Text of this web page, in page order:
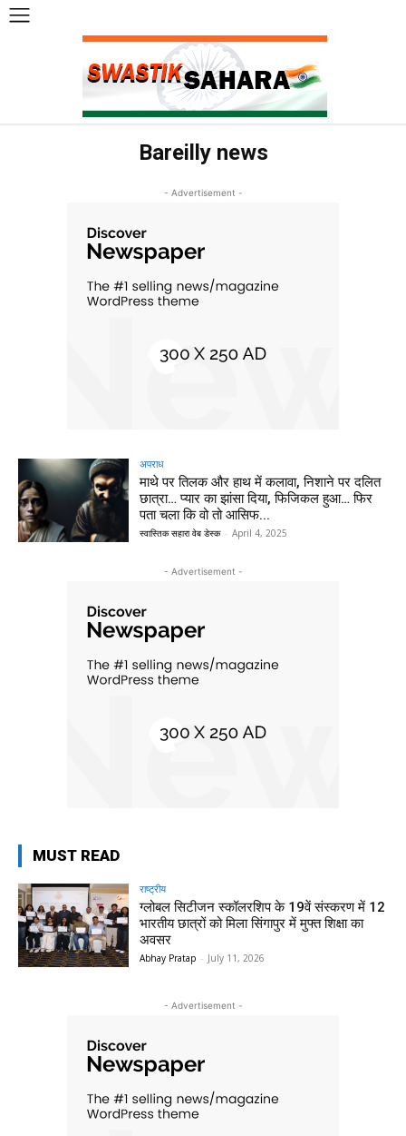
Bareilly news
- Advertisement -
अपराध
माथे पर तिलक और हाथ में कलावा, निशाने पर दलित
छात्रा… प्यार का झांसा दिया, फिजिकल हुआ… फिर
पता चला कि वो तो आसिफ...
स्वास्तिक सहारा वेब डेस्क - April 4, 2025
- Advertisement -
MUST READ
राष्ट्रीय
ग्लोबल सिटीजन स्कॉलरशिप के 19वें संस्करण में 12
भारतीय छात्रों को मिला सिंगापुर में मुफ्त शिक्षा का
अवसर
Abhay Pratap - July 11, 2026
- Advertisement -